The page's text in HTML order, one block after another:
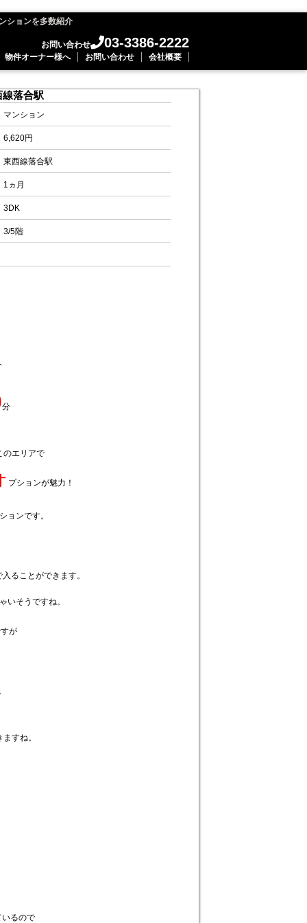
ションを多数紹介
お問い合わせ 03-3386-2222
物件オーナー様へ お問い合わせ 会社概要
落合駅
マンション
6,620円
東西線落合駅
1ヵ月
3DK
3/5階
分
のエリアで
プションが魅力！
ョンです。
入ることができます。
いそうですね。
が
すね。
いるので